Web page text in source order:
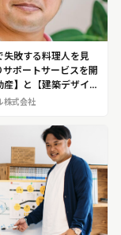
失敗する料理人を見
サポートサービスを開
産】と【建築デザイ
ら料理人を支援し、
作りのプロ コトスタ
社 代表 穴澤陸平 ※
氏へのインタビュー取
ポートの密着取材など
！
株式会社